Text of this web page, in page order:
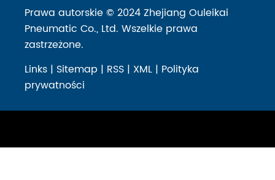
Prawa autorskie © 2024 Zhejiang Ouleikai
Pneumatic Co., Ltd. Wszelkie prawa
zastrzeżone.
Links | Sitemap | RSS | XML | Polityka
prywatności